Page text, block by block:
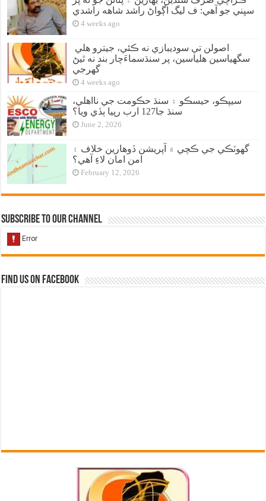
سڀني جو آهي: ف ليگ اڳواڻ راشد شاهه راشدي
4 weeks ago
سگهياسين هلياسين، پر سنڌسماءَچار بند نه ٿيڻ
گهرجي
4 weeks ago
سيپڪو، حيسڪو ۽ سنڌ حڪومت جي نااهلي،
سنڌ جا127 ارب رپيا ٻڏي ويا؟
June 2, 2026
گهوٽڪي جي ڪچي ۾ آپريشن ڏوهارين خلاف ۽
امن امان لاءِ آهي؟
February 12, 2026
Subscribe to our Channel
Find us on Facebook